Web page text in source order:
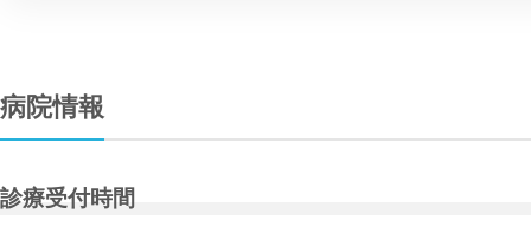
病院情報
診療受付時間